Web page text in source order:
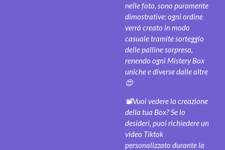
nelle foto, sono puramente
dimostrative: ogni ordine
verrà creato in modo
casuale tramite sorteggio
delle palline sorpresa,
renendo ogni Mistery Box
uniche e diverse dalle altre
😍
📽Vuoi vedere la creazione
della tua Box? Se lo
desideri, puoi richiedere un
video Tiktok
personalizzato durante la